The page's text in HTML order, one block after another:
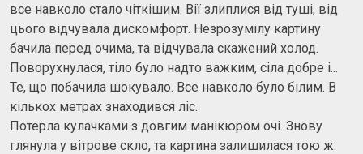
все навколо стало чіткішим. Вії злиплися від туші, від
цього відчувала дискомфорт. Незрозумілу картину
бачила перед очима, та відчувала скажений холод.
Поворухнулася, тіло було надто важким, сіла добре і...
Те, що побачила шокувало. Все навколо було білим. В
кількох метрах знаходився ліс.
Потерла кулачками з довгим манікюром очі. Знову
глянула у вітрове скло, та картина залишилася тою ж.